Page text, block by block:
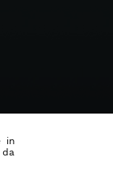
in
da